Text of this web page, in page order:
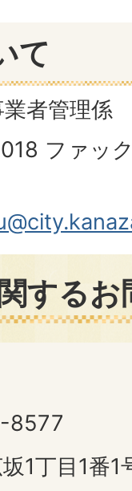
て
者管理係
ファッ
する
8577
1丁目1番1